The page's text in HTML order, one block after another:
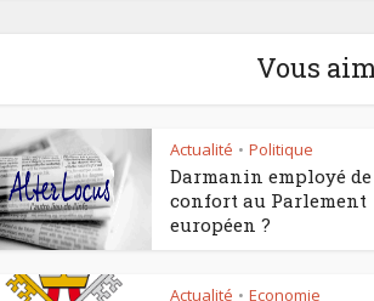
Vous
Actualité • Politique
Darmanin employé de
confort au Parlement
européen ?
Actualité • Economie